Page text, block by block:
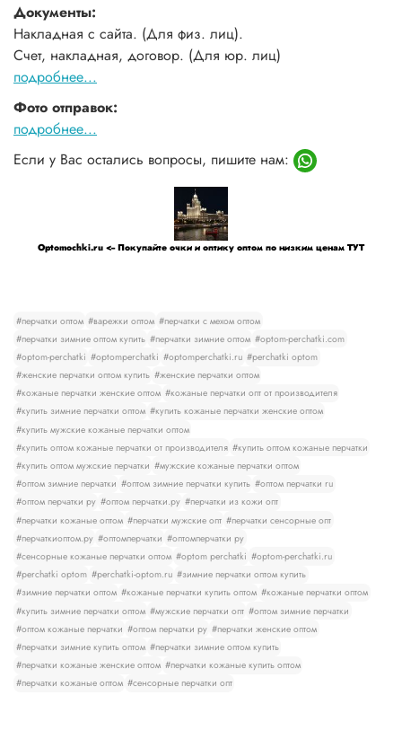
Документы:
Накладная с сайта. (Для физ. лиц).
Счет, накладная, договор. (Для юр. лиц)
подробнее...
Фото отправок:
подробнее...
Если у Вас остались вопросы, пишите нам:
Optomochki.ru <-- Покупайте очки и оптику оптом по низким ценам ТУТ
#перчатки оптом #варежки оптом #перчатки с мехом оптом
#перчатки зимние оптом купить #перчатки зимние оптом #optom-perchatki.com
#optom-perchatki #optomperchatki #optomperchatki.ru #perchatki optom
#женские перчатки оптом купить #женские перчатки оптом
#кожаные перчатки женские оптом #кожаные перчатки опт от производителя
#купить зимние перчатки оптом #купить кожаные перчатки женские оптом
#купить мужские кожаные перчатки оптом
#купить оптом кожаные перчатки от производителя #купить оптом кожаные перчатки
#купить оптом мужские перчатки #мужские кожаные перчатки оптом
#оптом зимние перчатки #оптом зимние перчатки купить #оптом перчатки ru
#оптом перчатки ру #оптом перчатки.ру #перчатки из кожи опт
#перчатки кожаные оптом #перчатки мужские опт #перчатки сенсорные опт
#перчаткиоптом.ру #оптомперчатки #оптомперчатки ру
#сенсорные кожаные перчатки оптом #optom perchatki #optom-perchatki.ru
#perchatki optom #perchatki-optom.ru #зимние перчатки оптом купить
#зимние перчатки оптом #кожаные перчатки купить оптом #кожаные перчатки оптом
#купить зимние перчатки оптом #мужские перчатки опт #оптом зимние перчатки
#оптом кожаные перчатки #оптом перчатки ру #перчатки женские оптом
#перчатки зимние купить оптом #перчатки зимние оптом купить
#перчатки кожаные женские оптом #перчатки кожаные купить оптом
#перчатки кожаные оптом #сенсорные перчатки опт